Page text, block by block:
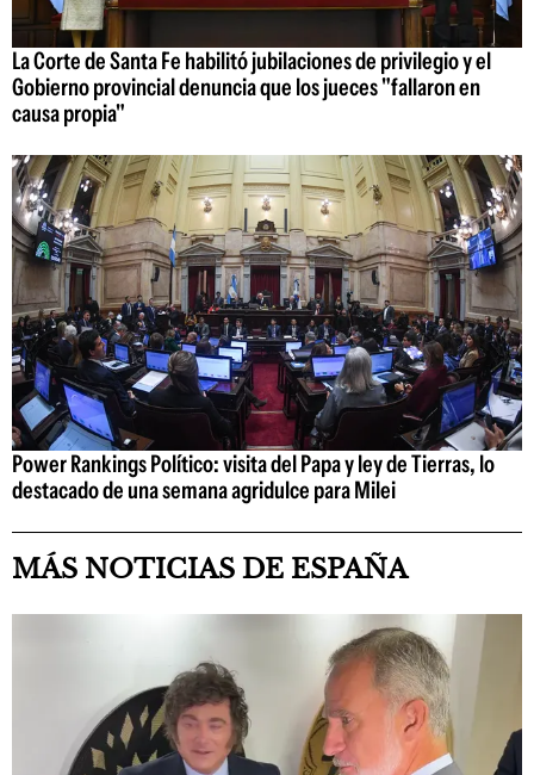
La Corte de Santa Fe habilitó jubilaciones de privilegio y el
Gobierno provincial denuncia que los jueces "fallaron en
causa propia"
Power Rankings Político: visita del Papa y ley de Tierras, lo
destacado de una semana agridulce para Milei
MÁS NOTICIAS DE ESPAÑA